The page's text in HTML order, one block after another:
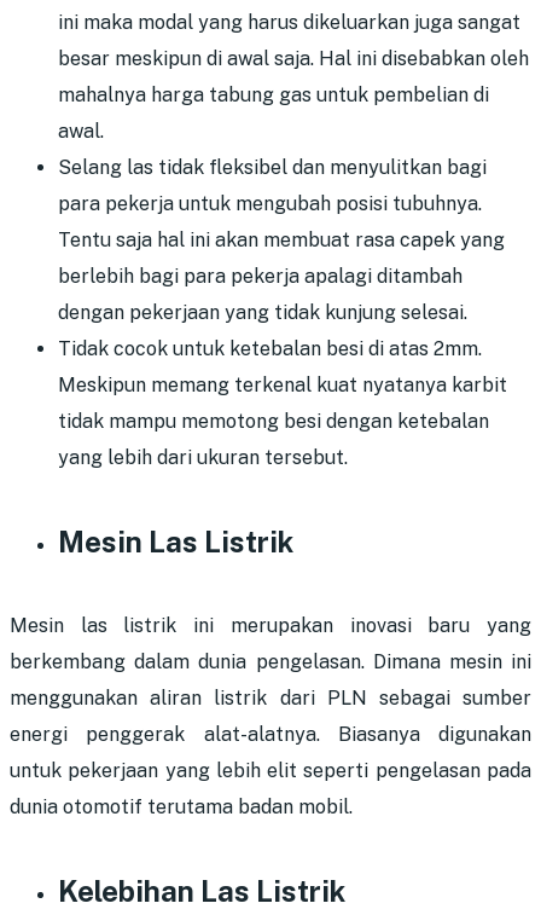
ini maka modal yang harus dikeluarkan juga sangat
besar meskipun di awal saja. Hal ini disebabkan oleh
mahalnya harga tabung gas untuk pembelian di
awal.
Selang las tidak fleksibel dan menyulitkan bagi
para pekerja untuk mengubah posisi tubuhnya.
Tentu saja hal ini akan membuat rasa capek yang
berlebih bagi para pekerja apalagi ditambah
dengan pekerjaan yang tidak kunjung selesai.
Tidak cocok untuk ketebalan besi di atas 2mm.
Meskipun memang terkenal kuat nyatanya karbit
tidak mampu memotong besi dengan ketebalan
yang lebih dari ukuran tersebut.
Mesin Las Listrik
Mesin las listrik ini merupakan inovasi baru yang
berkembang dalam dunia pengelasan. Dimana mesin ini
menggunakan aliran listrik dari PLN sebagai sumber
energi penggerak alat-alatnya. Biasanya digunakan
untuk pekerjaan yang lebih elit seperti pengelasan pada
dunia otomotif terutama badan mobil.
Kelebihan Las Listrik